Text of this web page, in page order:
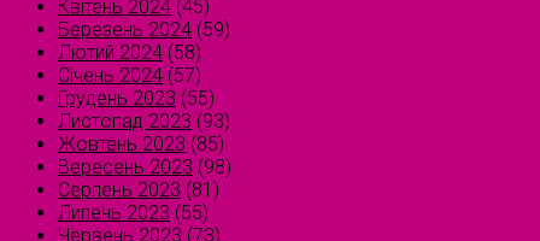
Квітень 2024 (45)
Березень 2024 (59)
Лютий 2024 (58)
Січень 2024 (57)
Грудень 2023 (55)
Листопад 2023 (93)
Жовтень 2023 (85)
Вересень 2023 (98)
Серпень 2023 (81)
Липень 2023 (55)
Червень 2023 (73)